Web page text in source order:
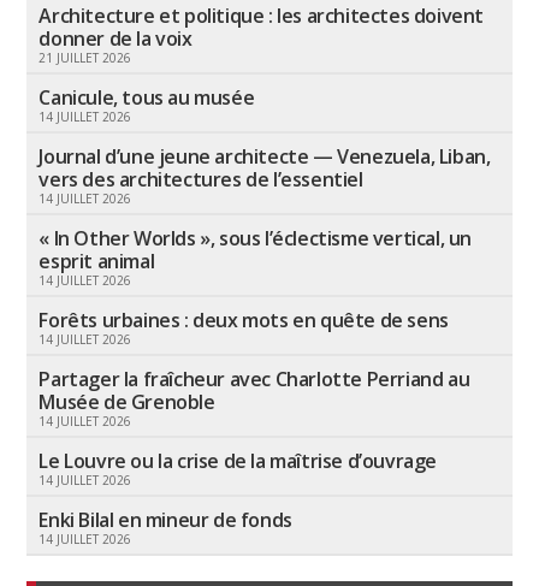
Architecture et politique : les architectes doivent
donner de la voix
21 JUILLET 2026
Canicule, tous au musée
14 JUILLET 2026
Journal d’une jeune architecte — Venezuela, Liban,
vers des architectures de l’essentiel
14 JUILLET 2026
« In Other Worlds », sous l’éclectisme vertical, un
esprit animal
14 JUILLET 2026
Forêts urbaines : deux mots en quête de sens
14 JUILLET 2026
Partager la fraîcheur avec Charlotte Perriand au
Musée de Grenoble
14 JUILLET 2026
Le Louvre ou la crise de la maîtrise d’ouvrage
14 JUILLET 2026
Enki Bilal en mineur de fonds
14 JUILLET 2026